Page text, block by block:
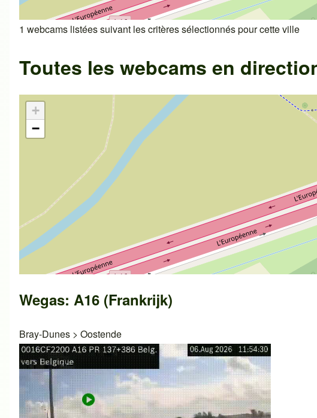
1 webcams listées suivant les critères sélectionnés pour cette ville
Toutes les webcams en
+
−
Wegas: A16 (Frankrijk)
Bray-Dunes > Oostende